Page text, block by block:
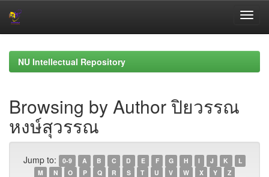
navigationNU Intellectual Repository
Browsing by Author ปิยวรรณ
หงษ์สุวรรณ
Jump to: 0-9 A B C D E F G H I J K
L
M
N O P Q R S T U V W X Y Z